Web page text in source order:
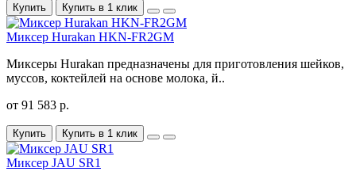
Купить Купить в 1 клик
Миксер Hurakan HKN-FR2GM
Миксеры Hurakan предназначены для приготовления шейков,
муссов, коктейлей на основе молока, й..
от 91 583 р.
Купить Купить в 1 клик
Миксер JAU SR1